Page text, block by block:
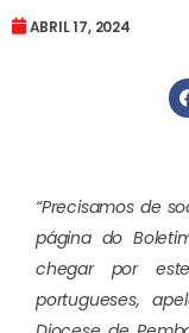
ABRIL 17, 2024
“Precisamos de
página do
chegar por
portugueses,